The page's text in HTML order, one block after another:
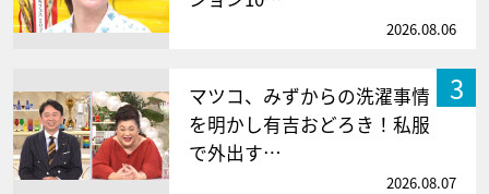
2026.08.06
3
マツコ、みずからの洗濯事情
を明かし有吉おどろき！私服
で外出す…
2026.08.07